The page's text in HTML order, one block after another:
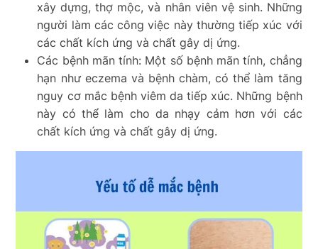
xây dựng, thợ mộc, và nhân viên vệ sinh. Những
người làm các công việc này thường tiếp xúc với
các chất kích ứng và chất gây dị ứng.
Các bệnh mãn tính: Một số bệnh mãn tính, chẳng
hạn như eczema và bệnh chàm, có thể làm tăng
nguy cơ mắc bệnh viêm da tiếp xúc. Những bệnh
này có thể làm cho da nhạy cảm hơn với các
chất kích ứng và chất gây dị ứng.